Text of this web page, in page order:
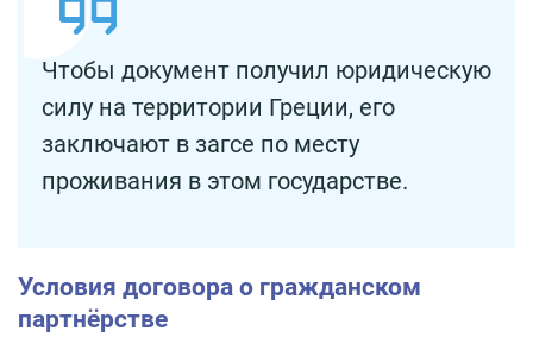
Чтобы документ получил юридическую
силу на территории Греции, его
заключают в загсе по месту
проживания в этом государстве.
Условия договора о гражданском
партнёрстве